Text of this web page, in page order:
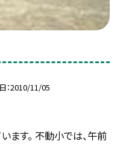
2010/11/05
ます。 不動小では、午前